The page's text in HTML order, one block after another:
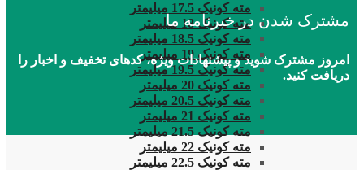
مته کونیک 17.5 میلیمتر
مته کونیک 18 میلیمتر
مته کونیک 18.5 میلیمتر
مته کونیک 19 میلیمتر
مته کونیک 19.5 میلیمتر
مته کونیک 20 میلیمتر
مته کونیک 20.5 میلیمتر
مته کونیک 21 میلیمتر
مته کونیک 21.5 میلیمتر
مته کونیک 22 میلیمتر
مته کونیک 22.5 میلیمتر
مشترک شدن در خبرنامه ما
امروز مشترک شوید و پیشنهادات ویژه، کدهای تخفیف و اخبار را
دریافت کنید.